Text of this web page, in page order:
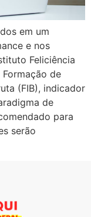
em um
e nos
Feliciência
de
(FIB), indicador
de
para
serão